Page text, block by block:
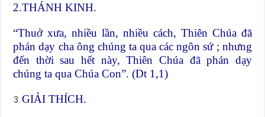
2.THÁNH KINH.
“Thuở xưa, nhiều lần, nhiều cách, Thiên Chúa đã
phán dạy cha ông chúng ta qua các ngôn sứ ; nhưng
đến thời sau hết này, Thiên Chúa đã phán dạy
chúng ta qua Chúa Con”. (Dt 1,1)
GIẢI THÍCH.